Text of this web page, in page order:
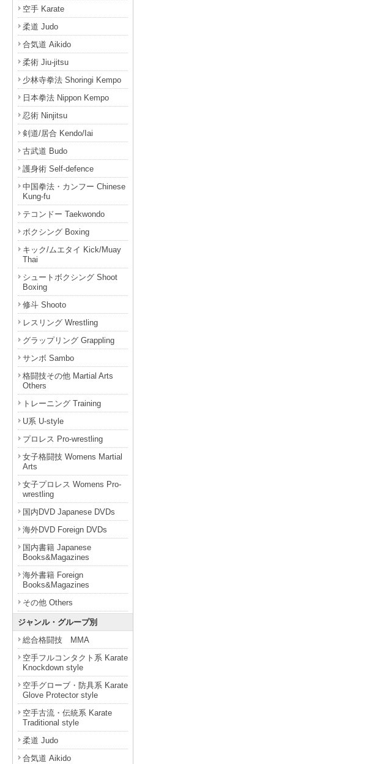
空手 Karate
柔道 Judo
合気道 Aikido
柔術 Jiu-jitsu
少林寺拳法 Shoringi Kempo
日本拳法 Nippon Kempo
忍術 Ninjitsu
剣道/居合 Kendo/Iai
古武道 Budo
護身術 Self-defence
中国拳法・カンフー Chinese
Kung-fu
テコンドー Taekwondo
ボクシング Boxing
キック/ムエタイ Kick/Muay
Thai
シュートボクシング Shoot
Boxing
修斗 Shooto
レスリング Wrestling
グラップリング Grappling
サンボ Sambo
格闘技その他 Martial Arts
Others
トレーニング Training
U系 U-style
プロレス Pro-wrestling
女子格闘技 Womens Martial
Arts
女子プロレス Womens Pro-
wrestling
国内DVD Japanese DVDs
海外DVD Foreign DVDs
国内書籍 Japanese
Books&Magazines
海外書籍 Foreign
Books&Magazines
その他 Others
ジャンル・グループ別
総合格闘技 MMA
空手フルコンタクト系 Karate
Knockdown style
空手グローブ・防具系 Karate
Glove Protector style
空手古流・伝統系 Karate
Traditional style
柔道 Judo
合気道 Aikido